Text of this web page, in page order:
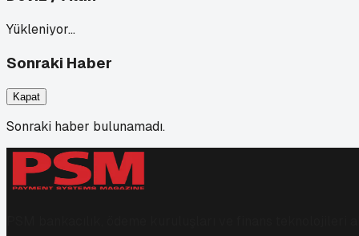
Yükleniyor…
Sonraki Haber
Kapat
Sonraki haber bulunamadı.